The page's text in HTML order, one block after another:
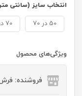
انتخاب سایز (سانتی
50 در 70 70 در 100
ویژگی‌های محصول
فروشنده: